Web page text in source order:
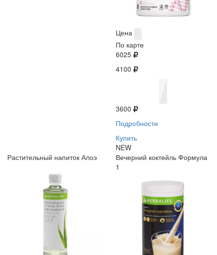
Цена
По карте
6025
4100
3600
Подробности
Купить
NEW
Растительный напиток Алоэ
Вечерний коктейль Формула
1